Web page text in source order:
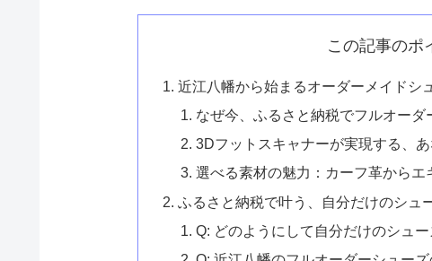
この記事のポ
近江八幡から始まるオーダーメイドシ
なぜ今、ふるさと納税でフルオーダ
3Dフットスキャナーが実現する、
選べる素材の魅力：カーフ革から
ふるさと納税で叶う、自分だけのシュ
Q: どのようにして自分だけのシュー